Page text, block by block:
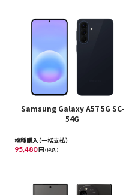
Samsung Galaxy A57 5G SC-
54G
機種購入（一括支払）
95,480円（税込）